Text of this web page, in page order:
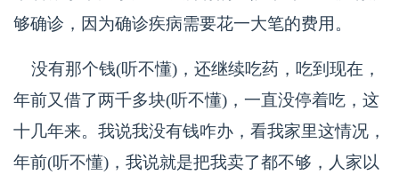
够确诊，因为确诊疾病需要花一大笔的费用。
没有那个钱(听不懂)，还继续吃药，吃到现在，
年前又借了两千多块(听不懂)，一直没停着吃，这
十几年来。我说我没有钱咋办，看我家里这情况，
年前(听不懂)，我说就是把我卖了都不够，人家以